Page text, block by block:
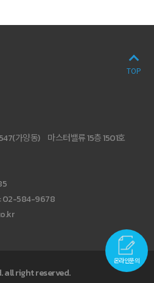
온라인문의
가양동)
마스터밸류 15층 1501호
02-584-9678
TOP
all right reserved.